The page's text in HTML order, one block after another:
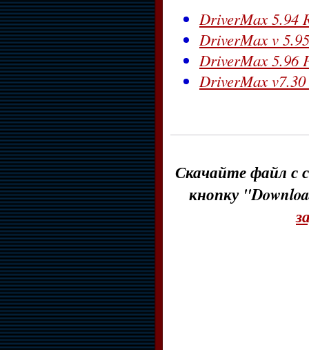
DriverMax 5.94
DriverMax v
DriverMax 5.96
DriverMax
Скачайте файл с
кнопку